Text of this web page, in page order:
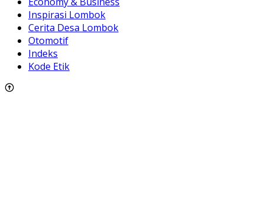
Inspirasi Lombok
Cerita Desa Lombok
Otomotif
Indeks
Kode Etik